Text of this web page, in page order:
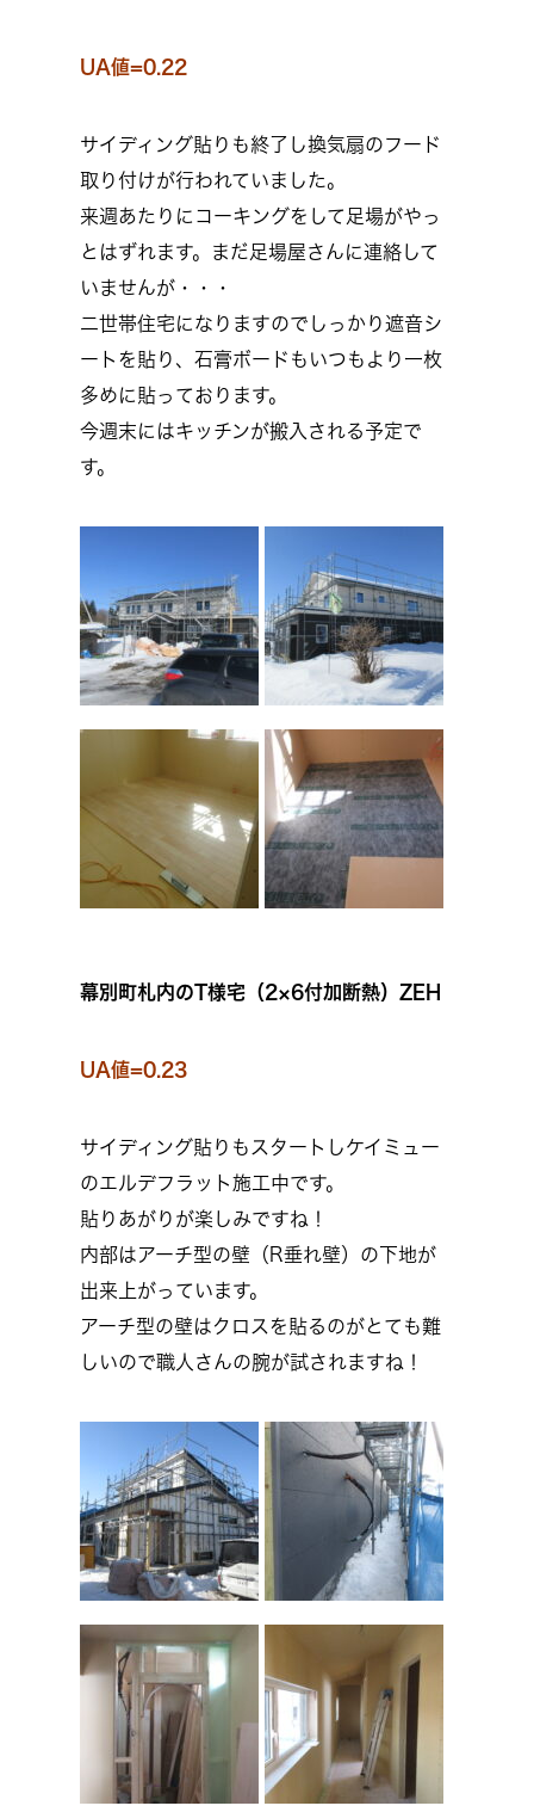
UA値=0.22
サイディング貼りも終了し換気扇のフード
取り付けが行われていました。
来週あたりにコーキングをして足場がやっ
とはずれます。まだ足場屋さんに連絡して
いませんが・・・
二世帯住宅になりますのでしっかり遮音シ
ートを貼り、石膏ボードもいつもより一枚
多めに貼っております。
今週末にはキッチンが搬入される予定で
す。
幕別町札内のT様宅（2×6付加断熱）ZEH
UA値=0.23
サイディング貼りもスタートしケイミュー
のエルデフラット施工中です。
貼りあがりが楽しみですね！
内部はアーチ型の壁（R垂れ壁）の下地が
出来上がっています。
アーチ型の壁はクロスを貼るのがとても難
しいので職人さんの腕が試されますね！